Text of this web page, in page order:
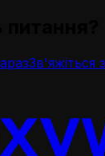
Зв'яжіться